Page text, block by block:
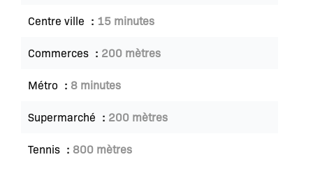
Centre ville 15 minutes
Commerces 200 mètres
Métro 8 minutes
Supermarché 200 mètres
Tennis 800 mètres